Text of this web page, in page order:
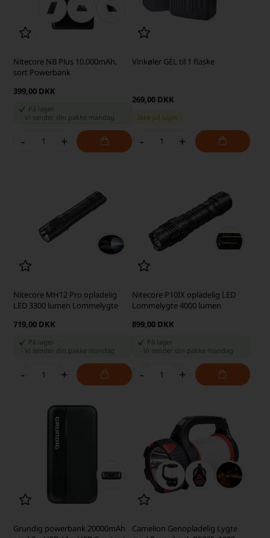
Nitecore NB Plus 10.000mAh,
sort Powerbank
399,00 DKK
På lager
-Vi sender din pakke mandag
- +
Vinkøler GEL til 1 flaske
269,00 DKK
Ikke på lager
- +
Nitecore MH12 Pro opladelig
LED 3300 lumen Lommelygte
719,00 DKK
På lager
-Vi sender din pakke mandag
- +
Nitecore P10IX opladelig LED
Lommelygte 4000 lumen
899,00 DKK
På lager
Vi sender din pakke mandag
- +
Grundig powerbank 20000mAh
Camelion Genopladelig Lygte